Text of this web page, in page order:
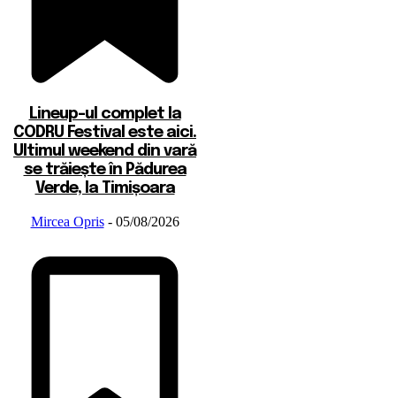
Lineup-ul complet la
CODRU Festival este aici.
Ultimul weekend din vară
se trăiește în Pădurea
Verde, la Timișoara
Mircea Opris - 05/08/2026